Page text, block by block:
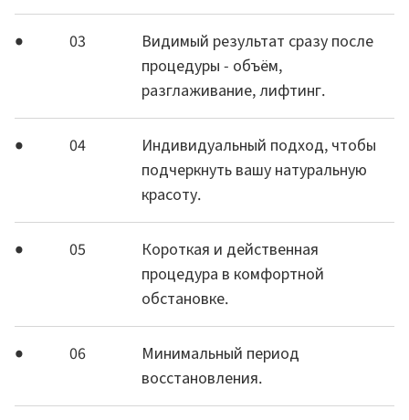
03
Видимый результат сразу после
процедуры - объём,
разглаживание, лифтинг.
04
Индивидуальный подход, чтобы
подчеркнуть вашу натуральную
красоту.
05
Короткая и действенная
процедура в комфортной
обстановке.
06
Минимальный период
восстановления.